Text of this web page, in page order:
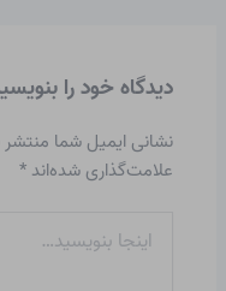
دیدگاه‌ خود را
نشانی ایمیل شما
علامت‌گذاری شده‌اند*
بنویسید…